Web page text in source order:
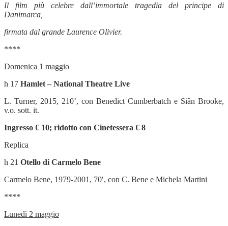
Il film più celebre dall’immortale tragedia del principe di
Danimarca,
firmata dal grande Laurence Olivier.
****
Domenica 1 maggio
h 17 Hamlet – National Theatre Live
L. Turner, 2015, 210’, con Benedict Cumberbatch e Siân Brooke,
v.o. sott. it.
Ingresso € 10; ridotto con Cinetessera € 8
Replica
h 21 Otello di Carmelo Bene
Carmelo Bene, 1979-2001, 70′, con C. Bene e Michela Martini
****
Lunedì 2 maggio